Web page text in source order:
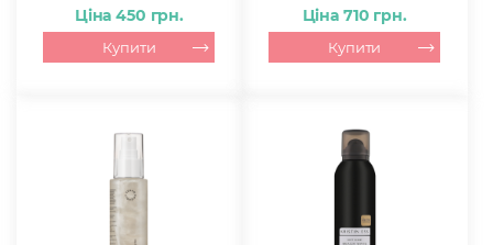
Ціна 450 грн.
Купити
Ціна 710 грн.
Купити